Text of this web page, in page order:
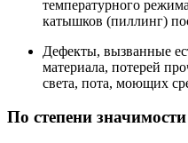
температурного
катышков (пиллинг)
Дефекты, вызванные
материала, потерей
света, пота, моющих
По степени значимости